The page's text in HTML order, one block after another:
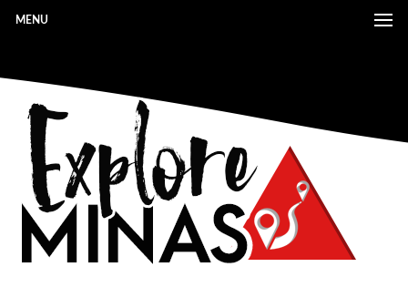
MENU